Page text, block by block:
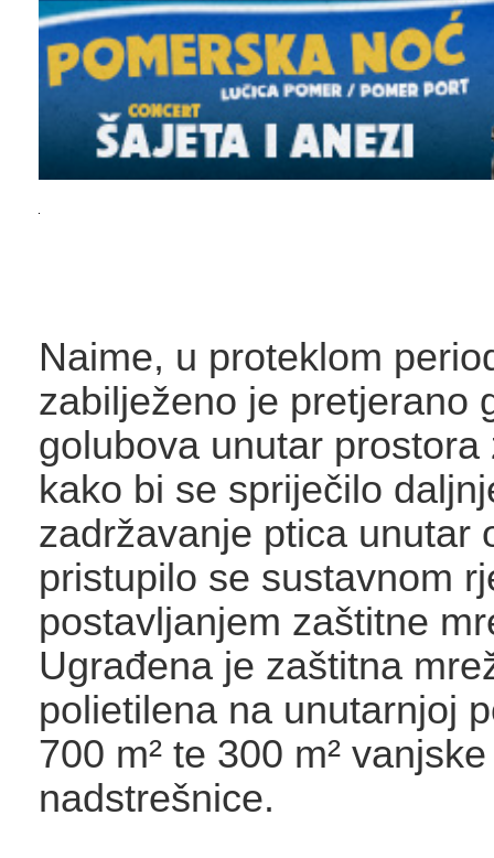
Naime, u proteklom
zabilježeno je pretjerano
golubova unutar prostora
kako bi se spriječilo
zadržavanje ptica unutar
pristupilo se sustavnom
postavljanjem zaštitne
Ugrađena je zaštitna
polietilena na unutarnjoj
700 m² te 300 m² vanjske
nadstrešnice.